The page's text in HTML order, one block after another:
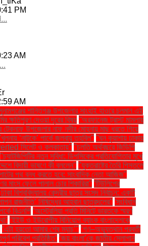
PM
AM
يعني أنا لسه تقريبًا نص...
AM
শান্তিগঞ্জ উপজেলার সাংহাই হাওরে চলমান এই
ক্ষতিপূরণ দেওয়া দূরের বিষয় ''অরফানেজ ট্রাস্ট মামলায়
টেকনাফ উপজেলার নাফ নদীর মোহনায় মাছ ধরতে গিয়ে
‘নাটুকে’ পার্কে জলবায়ু তহবিল'' ''ঘন কুয়াশায় ঢাকায়
সিলেট ও কলকাতায়'' ''চলতি অর্থবছরে জিডিপি
''চ্যাটজিপিটির নতুন সুবিধা: ডিপসিকের প্রতিযোগিতার মুখে
বিদায়ী ভাষণে কী বললেন'' ''যুক্তরাষ্ট্রে তৈরি পিস্তলে
পথ বন্ধ করতে হবে: সাংবাদিক নেতা আজিজ"
মাংস ফেলে পালাল চোর শিকারিরা'' 'টিউলিপের
'ঢাকা বিশ্ববিদ্যালয় কেন্দ্রীয় ছাত্র সংসদ নির্বাচন: একটি
রাজনীতি’ নিষিদ্ধের আহ্বান ছাত্রদলের'' 'সংবিধান
বিএনপি ‘অস্ট্রেলিয়া প্রতি মিনিটে ভারতকে স্মরণ
‘ইইউ ও ইউরোপীয় বিনিয়োগ ব্যাংক বাংলাদেশকে
‘এটা হয়তো আমার শেষ ম্যাচ’" ‘গণ–অভ্যুত্থান পরবর্তী
পরিবেশ প্রতিষ্ঠিত’ ‘জয় বাংলা’কে জাতীয় স্লোগান